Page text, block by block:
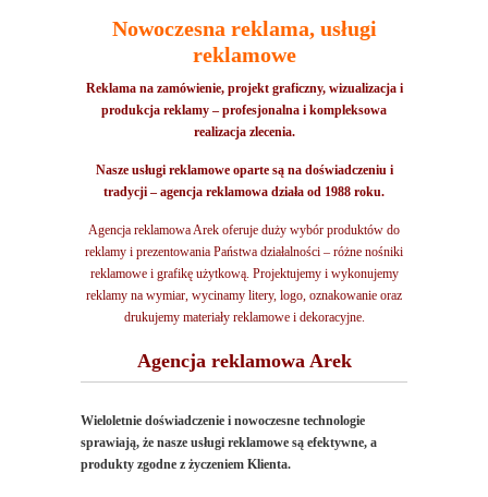
Nowoczesna reklama, usługi
reklamowe
Reklama na zamówienie, projekt graficzny, wizualizacja i
produkcja reklamy – profesjonalna i kompleksowa
realizacja zlecenia.
Nasze usługi reklamowe oparte są na doświadczeniu i
tradycji – agencja reklamowa działa od 1988 roku.
Agencja reklamowa Arek oferuje duży wybór produktów do
reklamy i prezentowania Państwa działalności – różne nośniki
reklamowe i grafikę użytkową. Projektujemy i wykonujemy
reklamy na wymiar, wycinamy litery, logo, oznakowanie oraz
drukujemy materiały reklamowe i dekoracyjne.
Agencja reklamowa Arek
Wieloletnie doświadczenie i nowoczesne technologie
sprawiają, że nasze usługi reklamowe są efektywne, a
produkty zgodne z życzeniem Klienta.